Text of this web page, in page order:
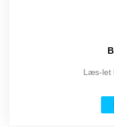
Læs-let